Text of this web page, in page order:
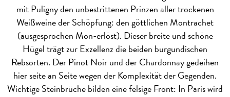
mit Puligny den unbestrittenen Prinzen aller trockenen
Weißweine der Schöpfung: den göttlichen Montrachet
(ausgesprochen Mon-erlöst). Dieser breite und schöne
Hügel trägt zur Exzellenz die beiden burgundischen
Rebsorten. Der Pinot Noir und der Chardonnay gedeihen
hier seite an Seite wegen der Komplexität der Gegenden.
Wichtige Steinbrüche bilden eine felsige Front: In Paris wird